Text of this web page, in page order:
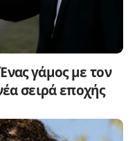
γάμος με τον
σειρά εποχής